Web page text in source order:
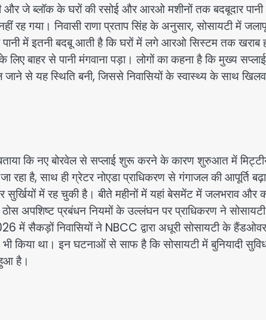
और जे ब्लॉक के घरों की रसोई और आरओ मशीनों तक बदबूदार
गया। निवासी राणा प्रताप सिंह के अनुसार, सोसायटी में
पानी में इतनी बदबू आती है कि घरों में लगे आरओ सिस्टम तक खराब
बाहर से पानी मंगवाना पड़ा। लोगों का कहना है कि मुख्य सप्लाई
से यह स्थिति बनी, जिससे निवासियों के स्वास्थ्य के साथ
कि नए बोरवेल से सप्लाई शुरू करने के कारण शुरुआत में
रहा है, साथ ही ग्रेटर नोएडा प्राधिकरण से गंगाजल की आपूर्ति
सुर्खियों में रह चुकी है। बीते महीनों में यहां बेसमेंट में जलभराव और
अपशिष्ट प्रबंधन नियमों के उल्लंघन पर प्राधिकरण ने
में सैकड़ों निवासियों ने NBCC द्वारा अधूरी सोसायटी के
किया था। इन घटनाओं से साफ है कि सोसायटी में बुनियादी
है।